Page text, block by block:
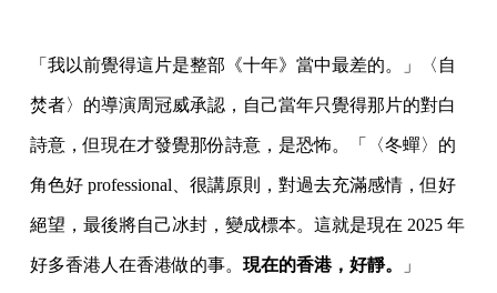
「我以前覺得這片是整部《十年》當中最差的。」〈自
焚者〉的導演周冠威承認，自己當年只覺得那片的對白
詩意，但現在才發覺那份詩意，是恐怖。「〈冬蟬〉的
角色好 professional、很講原則，對過去充滿感情，但好
絕望，最後將自己冰封，變成標本。這就是現在 2025 年
好多香港人在香港做的事。 現在的香港，好靜。 」